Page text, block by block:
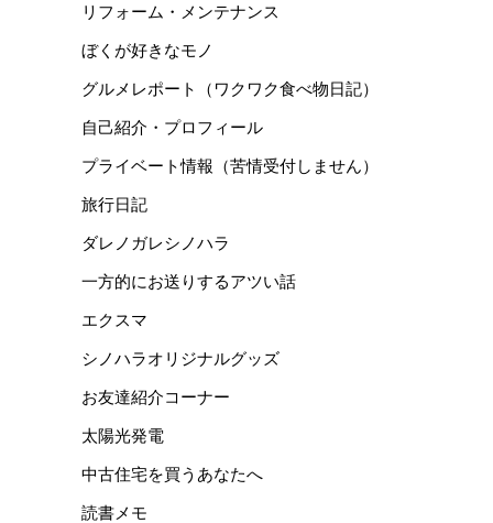
リフォーム・メンテナンス
ぼくが好きなモノ
グルメレポート（ワクワク食べ物日記）
自己紹介・プロフィール
プライベート情報（苦情受付しません）
旅行日記
ダレノガレシノハラ
一方的にお送りするアツい話
エクスマ
シノハラオリジナルグッズ
お友達紹介コーナー
太陽光発電
中古住宅を買うあなたへ
読書メモ